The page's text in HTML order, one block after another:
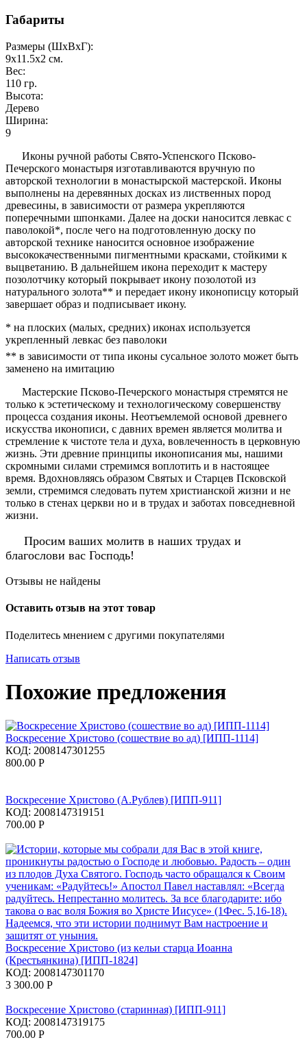
Габариты
Размеры (ШxВxГ):
9x11.5x2 см.
Вес:
110 гр.
Высота:
Дерево
Ширина:
9
Иконы ручной работы Свято-Успенского Псково-
Печерского монастыря изготавливаются вручную по
авторской технологии в монастырской мастерской. Иконы
выполнены на деревянных досках из лиственных пород
древесины, в зависимости от размера укрепляются
поперечными шпонками. Далее на доски наносится левкас с
паволокой*, после чего на подготовленную доску по
авторской технике наносится основное изображение
высококачественными пигментными красками, стойкими к
выцветанию. В дальнейшем икона переходит к мастеру
позолотчику который покрывает икону позолотой из
натурального золота** и передает икону иконописцу который
завершает образ и подписывает икону.
* на плоских (малых, средних) иконах используется
укрепленный левкас без паволоки
** в зависимости от типа иконы сусальное золото может быть
заменено на имитацию
Мастерские Псково-Печерского монастыря стремятся не
только к эстетическому и технологическому совершенству
процесса создания иконы. Неотъемлемой основой древнего
искусства иконописи, с давних времен является молитва и
стремление к чистоте тела и духа, вовлеченность в церковную
жизнь. Эти древние принципы иконописания мы, нашими
скромными силами стремимся воплотить и в настоящее
время. Вдохновляясь образом Святых и Старцев Псковской
земли, стремимся следовать путем христианской жизни и не
только в стенах церкви но и в трудах и заботах повседневной
жизни.
Просим ваших молитв в наших трудах и
благослови вас Господь!
Отзывы не найдены
Оставить отзыв на этот товар
Поделитесь мнением с другими покупателями
Написать отзыв
Похожие предложения
Воскресение Христово (сошествие во ад) [ИПП-1114]
КОД: 2008147301255
800.00 Р
Воскресение Христово (А.Рублев) [ИПП-911]
КОД: 2008147319151
700.00 Р
Воскресение Христово (из кельи старца Иоанна
(Крестьянкина) [ИПП-1824]
КОД: 2008147301170
3 300.00 Р
Воскресение Христово (старинная) [ИПП-911]
КОД: 2008147319175
700.00 Р